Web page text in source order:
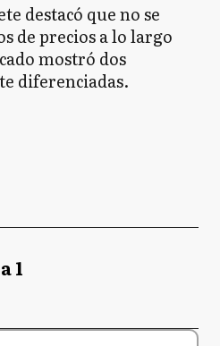
destacó que no se
de precios a lo largo
mostró dos
diferenciadas.
1